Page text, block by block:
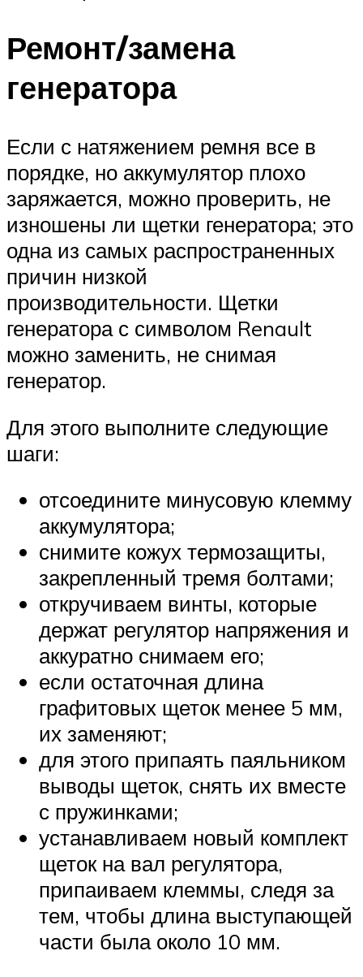
Ремонт/замена
генератора
Если с натяжением ремня все в
порядке, но аккумулятор плохо
заряжается, можно проверить, не
изношены ли щетки генератора; это
одна из самых распространенных
причин низкой
производительности. Щетки
генератора с символом Renault
можно заменить, не снимая
генератор.
Для этого выполните следующие
шаги:
отсоедините минусовую клемму
аккумулятора;
снимите кожух термозащиты,
закрепленный тремя болтами;
откручиваем винты, которые
держат регулятор напряжения и
аккуратно снимаем его;
если остаточная длина
графитовых щеток менее 5 мм,
их заменяют;
для этого припаять паяльником
выводы щеток, снять их вместе
с пружинками;
устанавливаем новый комплект
щеток на вал регулятора,
припаиваем клеммы, следя за
тем, чтобы длина выступающей
части была около 10 мм.